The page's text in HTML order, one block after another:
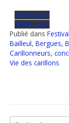
Télécharger
Télécharger
Publié dans
Bailleul, Bergues,
Carillonneurs,
Vie des carillons